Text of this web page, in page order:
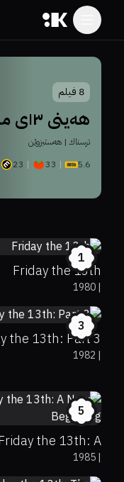
8 فیلم
هەینی ١٣ی مانگ
ترسناك | هەستبزوێن
5.6
33
23
6.4
68%
22%
1
Friday the 13th
|
1980
5.6
17%
30%
3
the 13th: Part 3
|
1982
5
the 13th: A
New Beginning|
1985
5.2